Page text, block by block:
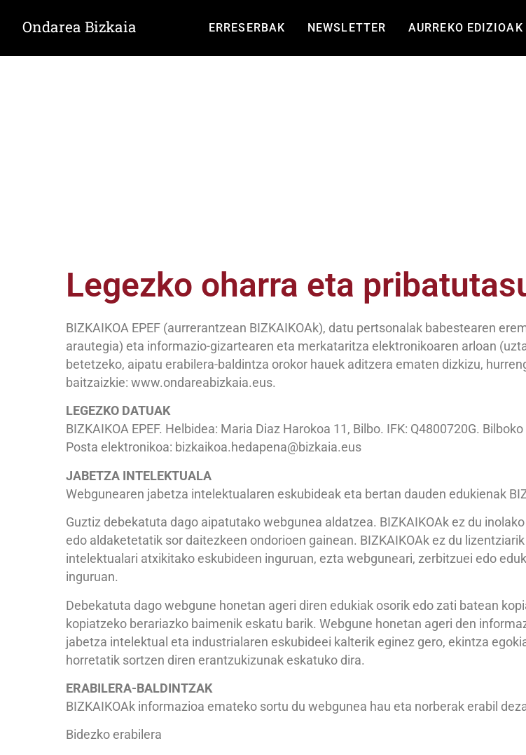
Ondarea Bizkaia ERRESERBAK NEWSLETTER AURREKO EDIZIOAK
Legezko oharra eta
BIZKAIKOA EPEF (aurrerantzean BIZKAIKOAk), datu pertsonalak babestearen
arautegia) eta informazio-gizartearen eta merkataritza elektronikoaren arloan
betetzeko, aipatu erabilera-baldintza orokor hauek aditzera ematen dizkizu,
baitzaizkie: www.ondareabizkaia.eus.
LEGEZKO DATUAK
BIZKAIKOA EPEF. Helbidea: Maria Diaz Harokoa 11, Bilbo. IFK: Q4800720G.
Posta elektronikoa: bizkaikoa.hedapena@bizkaia.eus
JABETZA INTELEKTUALA
Webgunearen jabetza intelektualaren eskubideak eta bertan dauden edukienak
Guztiz debekatuta dago aipatutako webgunea aldatzea. BIZKAIKOAk ez du
edo aldaketetatik sor daitezkeen ondorioen gainean. BIZKAIKOAk ez du
intelektualari atxikitako eskubideen inguruan, ezta webguneari, zerbitzuei edo
inguruan.
Debekatuta dago webgune honetan ageri diren edukiak osorik edo zati batean
kopiatzeko berariazko baimenik eskatu barik. Webgune honetan ageri den
jabetza intelektual eta industrialaren eskubideei kalterik eginez gero, ekintza
horretatik sortzen diren erantzukizunak eskatuko dira.
ERABILERA-BALDINTZAK
BIZKAIKOAk informazioa emateko sortu du webgunea hau eta norberak erabil
Bidezko erabilera